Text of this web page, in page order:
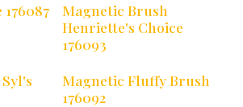
Magnetic Brush
Henriette's Choice
176093
Magnetic Fluffy Brush
176092